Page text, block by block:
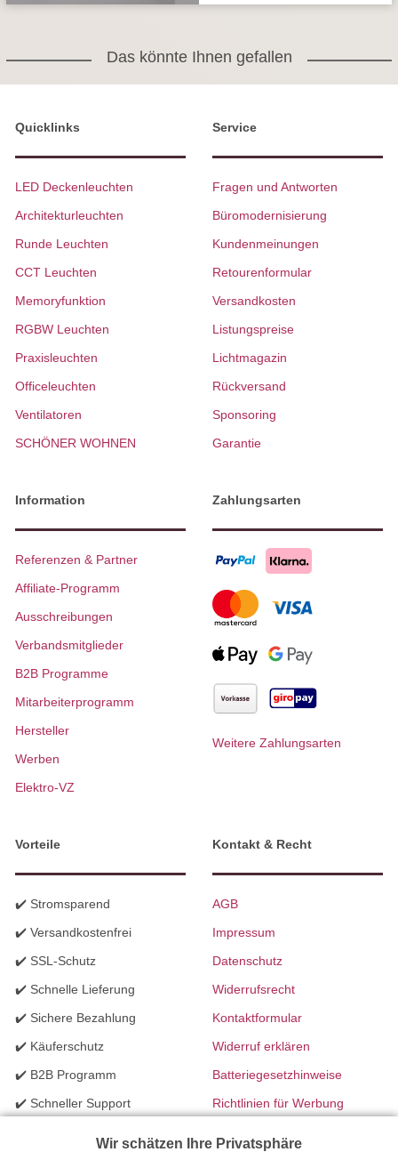
Das könnte Ihnen gefallen
Quicklinks
LED Deckenleuchten
Architekturleuchten
Runde Leuchten
CCT Leuchten
Memoryfunktion
RGBW Leuchten
Praxisleuchten
Officeleuchten
Ventilatoren
SCHÖNER WOHNEN
Service
Fragen und Antworten
Büromodernisierung
Kundenmeinungen
Retourenformular
Versandkosten
Listungspreise
Lichtmagazin
Rückversand
Sponsoring
Garantie
Information
Referenzen & Partner
Affiliate-Programm
Ausschreibungen
Verbandsmitglieder
B2B Programme
Mitarbeiterprogramm
Hersteller
Werben
Elektro-VZ
Zahlungsarten
Weitere Zahlungsarten
Vorteile
✔️ Stromsparend
✔️ Versandkostenfrei
✔️ SSL-Schutz
✔️ Schnelle Lieferung
✔️ Sichere Bezahlung
✔️ Käuferschutz
✔️ B2B Programm
✔️ Schneller Support
Kontakt & Recht
AGB
Impressum
Datenschutz
Widerrufsrecht
Kontaktformular
Widerruf erklären
Batteriegesetzhinweise
Richtlinien für Werbung
Wir schätzen Ihre Privatsphäre